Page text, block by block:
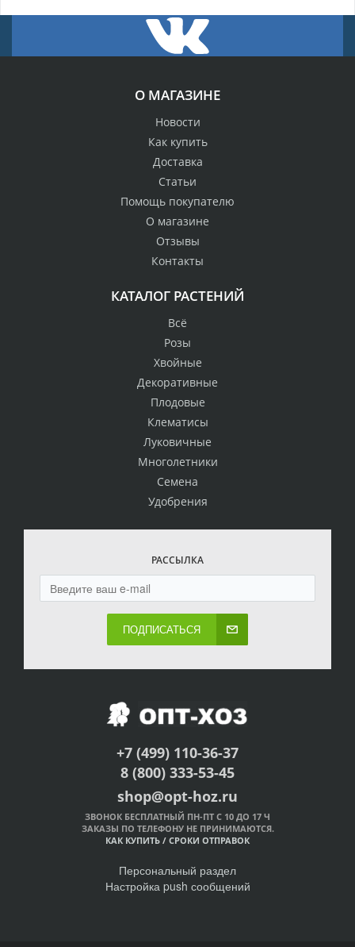
О МАГАЗИНЕ
Новости
Как купить
Доставка
Статьи
Помощь покупателю
О магазине
Отзывы
Контакты
КАТАЛОГ РАСТЕНИЙ
Всё
Розы
Хвойные
Декоративные
Плодовые
Клематисы
Луковичные
Многолетники
Семена
Удобрения
РАССЫЛКА
ПОДПИСАТЬСЯ
+7 (499) 110-36-37
8 (800) 333-53-45
shop@opt-hoz.ru
ЗВОНОК БЕСПЛАТНЫЙ ПН-ПТ С 10 ДО 17 Ч
ЗАКАЗЫ ПО ТЕЛЕФОНУ НЕ ПРИНИМАЮТСЯ.
КАК КУПИТЬ / СРОКИ ОТПРАВОК
Персональный раздел
Настройка push сообщений